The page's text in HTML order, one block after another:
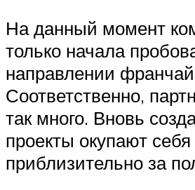
На данный момент
только начала
направлении
Соответственно,
так много. Вновь
проекты окупают себя
приблизительно за